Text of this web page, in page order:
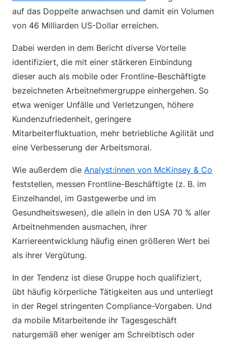
auf das Doppelte anwachsen und damit ein Volumen
von 46 Milliarden US-Dollar erreichen.
Dabei werden in dem Bericht diverse Vorteile
identifiziert, die mit einer stärkeren Einbindung
dieser auch als mobile oder Frontline-Beschäftigte
bezeichneten Arbeitnehmergruppe einhergehen. So
etwa weniger Unfälle und Verletzungen, höhere
Kundenzufriedenheit, geringere
Mitarbeiterfluktuation, mehr betriebliche Agilität und
eine Verbesserung der Arbeitsmoral.
Wie außerdem die Analyst:innen von McKinsey & Co
feststellen, messen Frontline-Beschäftigte (z. B. im
Einzelhandel, im Gastgewerbe und im
Gesundheitswesen), die allein in den USA 70 % aller
Arbeitnehmenden ausmachen, ihrer
Karriereentwicklung häufig einen größeren Wert bei
als ihrer Vergütung.
In der Tendenz ist diese Gruppe hoch qualifiziert,
übt häufig körperliche Tätigkeiten aus und unterliegt
in der Regel stringenten Compliance-Vorgaben. Und
da mobile Mitarbeitende ihr Tagesgeschäft
naturgemäß eher weniger am Schreibtisch oder